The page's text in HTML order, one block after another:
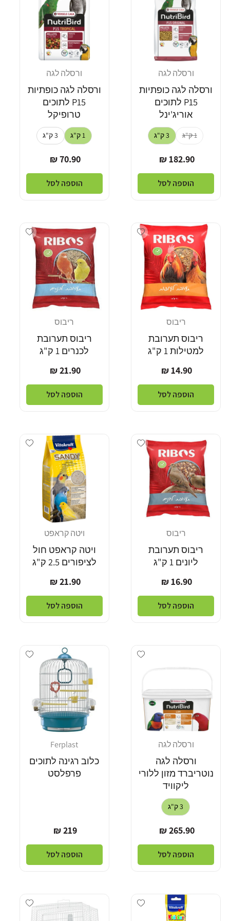
ורסלה לגה
ורסלה לגה כופתיות
P15 לתוכים
אוריג'ינל
1 ק"ג 3 ק"ג
מחיר
רגיל
182.90 ₪
הוספה לסל
ורסלה לגה
ורסלה לגה כופתיות
P15 לתוכים
טרופיקל
1 ק"ג 3 ק"ג
מחיר
רגיל
70.90 ₪
הוספה לסל
Add wishlist
ריבוס
ריבוס תערובת
למטילות 1 ק"ג
מחיר
רגיל
14.90 ₪
הוספה לסל
wishlist
ריבוס
ריבוס תערובת
לכנרים 1 ק"ג
מחיר
רגיל
21.90 ₪
הוספה לסל
Add wishlist
ריבוס
ריבוס תערובת
ליונים 1 ק"ג
מחיר
רגיל
16.90 ₪
הוספה לסל
Add wishlist
מוֹכֵר:ויטה קראפט
ויטה קראפט חול
לציפורים 2.5 ק"ג
מחיר
רגיל
21.90 ₪
הוספה לסל
Add wishlist
ורסלה לגה
ורסלה לגה
נוטריברד מזון ללורי
ליקוויד
3 ק"ג
מחיר
רגיל
265.90 ₪
הוספה לסל
Add wishlist
Ferplast
כלוב רגינה לתוכים
פרפלסט
מחיר
רגיל
219 ₪
הוספה לסל
Add wishlist
Add wishlist